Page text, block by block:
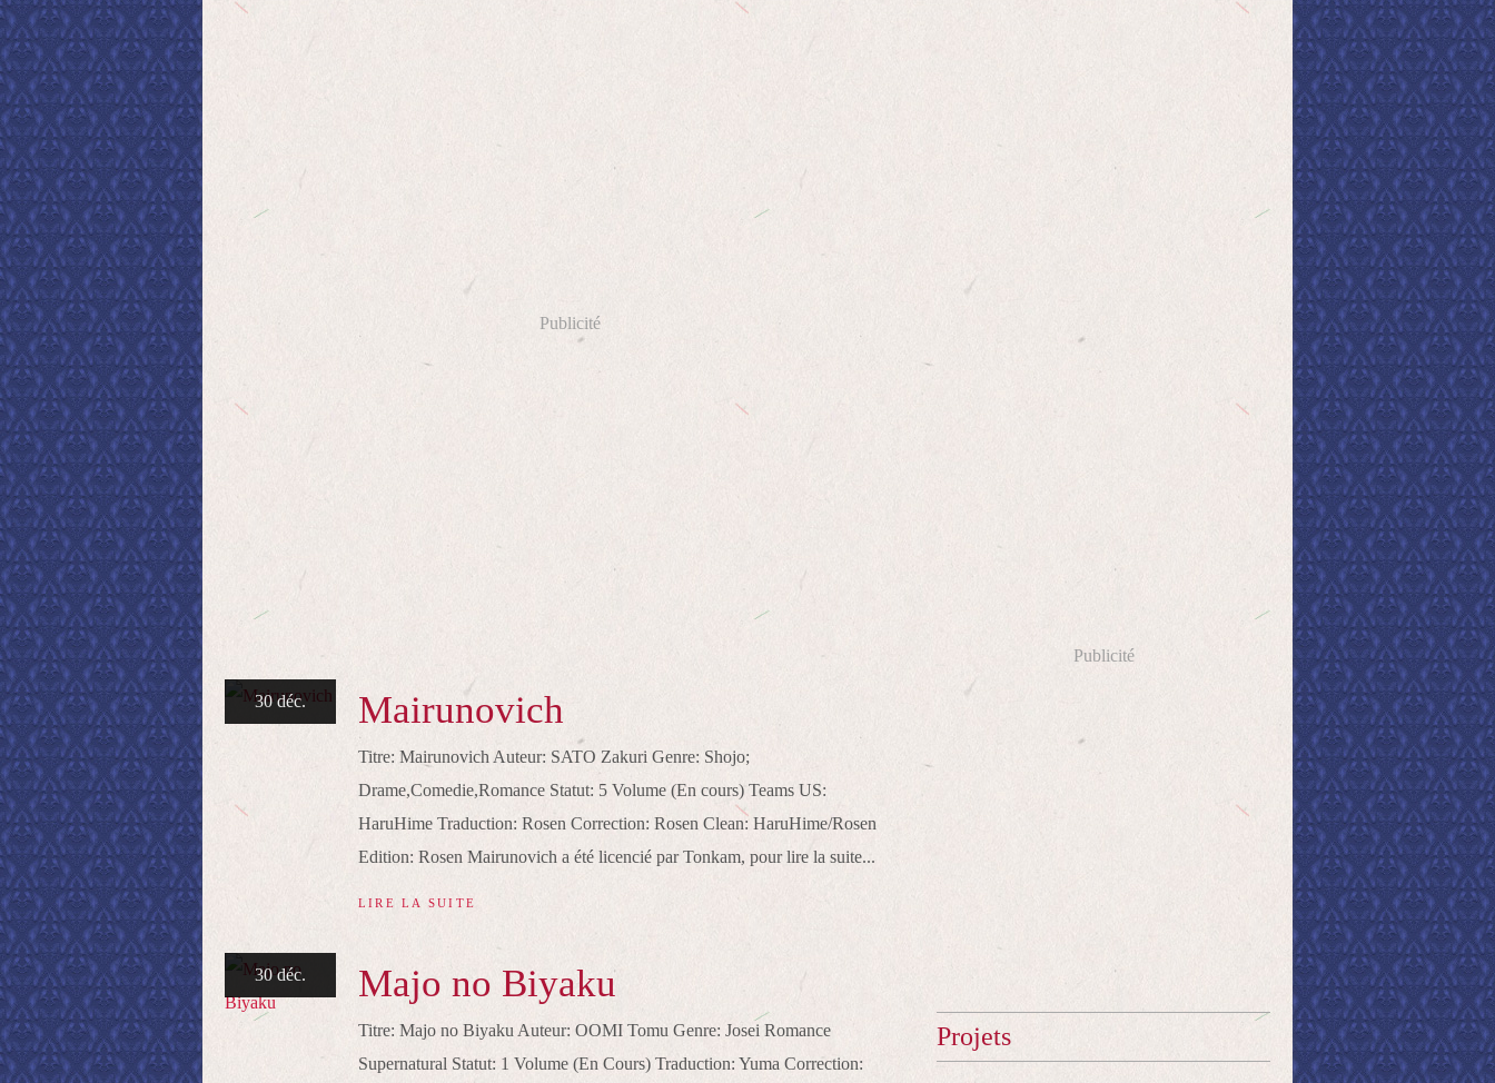
Publicité
30 déc. Mairunovich
Titre: Mairunovich Auteur: SATO Zakuri Genre: Shojo;
Drame,Comedie,Romance Statut: 5 Volume (En cours) Teams US:
HaruHime Traduction: Rosen Correction: Rosen Clean: HaruHime/Rosen
Edition: Rosen Mairunovich a été licencié par Tonkam, pour lire la suite...
LIRE LA SUITE
30 déc. Majo no Biyaku
Titre: Majo no Biyaku Auteur: OOMI Tomu Genre: Josei Romance
Supernatural Statut: 1 Volume (En Cours) Traduction: Yuma Correction:
Publicité
Projets